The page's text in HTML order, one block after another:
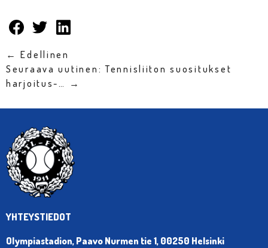
← Edellinen
Seuraava uutinen: Tennisliiton suositukset
harjoitus-… →
YHTEYSTIEDOT
Olympiastadion, Paavo Nurmen tie 1, 00250 Helsinki